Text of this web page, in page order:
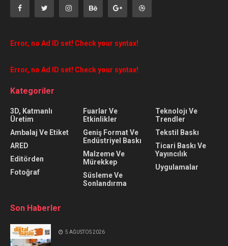
Error, no Ad ID set! Check your syntax!
Error, no Ad ID set! Check your syntax!
Kategoriler
3D, Katmanlı
Üretim
Ambalaj Ve Etiket
ARED
Editörden
Fotoğraf
Fuarlar Ve
Etkinlikler
Geniş Format Ve
Endüstriyel Baskı
Malzeme Ve
Mürekkep
Süsleme Ve
Sonlandırma
Teknolojı Ve
Trendler
Tekstil Baskı
Ticari Baskı Ve
Yayıncılık
Uygulamalar
Son Haberler
5 AĞUSTOS 2026